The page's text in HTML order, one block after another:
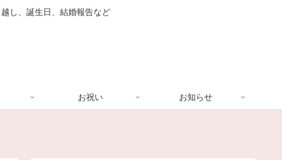
し、誕生日、結婚報告など
お祝い お知らせ